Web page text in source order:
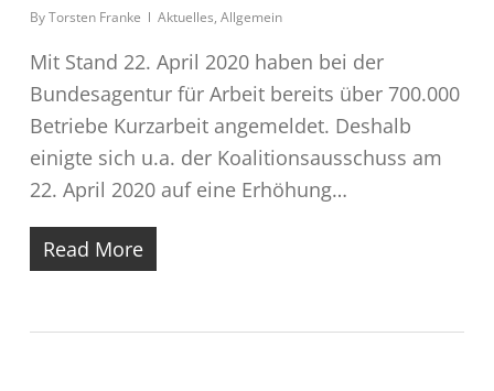
ByTorsten Franke Aktuelles, Allgemein
Mit Stand 22. April 2020 haben bei der
Bundesagentur für Arbeit bereits über 700.000
Betriebe Kurzarbeit angemeldet. Deshalb
einigte sich u.a. der Koalitionsausschuss am
22. April 2020 auf eine Erhöhung…
Read More